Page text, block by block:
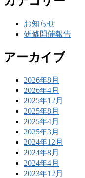
お知らせ
研修開催報告
アーカイブ
2026年8月
2026年4月
2025年12月
2025年8月
2025年4月
2025年3月
2024年12月
2024年8月
2024年4月
2023年12月